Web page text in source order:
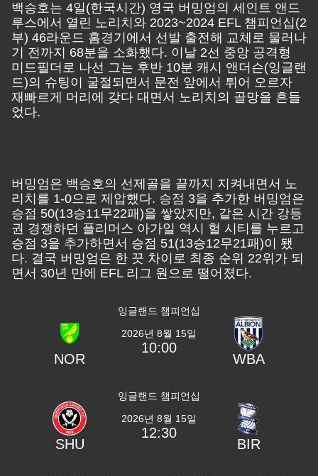
백승호는 4일(한국시간) 영국 버밍엄의 세인트 앤드
루스에서 열린 노리치와 2023~2024 EFL 챔피언십(2
부) 46라운드 홈경기에서 선발 출전해 교체로 물러나
기 전까지 68분을 소화했다. 이날 2선 중앙 공격형
미드필더로 나선 그는 후반 10분 캐시 앤더슨(잉글랜
드)의 슈팅이 굴절되면서 문전 앞에서 튀어 오르자
재빠르게 머리에 갖다 대면서 노리치의 골망을 흔들
었다.
버밍엄은 백승호의 선제골을 끝까지 지켜내면서 노
리치를 1-0으로 제압했다. 승점 3을 추가한 버밍엄은
승점 50(13승11무22패)을 쌓았지만, 같은 시간 강등
권 경쟁하던 플리머스 아가일 역시 헐 시티를 누르고
승점 3을 추가하면서 승점 51(13승12무21패)이 됐
다. 결국 버밍엄은 한 끗 차이로 최종 순위 22위가 되
면서 30년 만에 EFL 리그 원으로 떨어졌다.
잉글랜드 챔피언십
NOR
2026년 8월 15일
10:00
WBA
잉글랜드 챔피언십
SHU
2026년 8월 15일
12:30
BIR